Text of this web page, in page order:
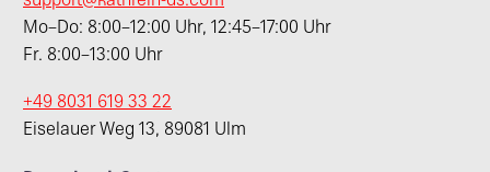
Mo–Do: 8:00–12:00 Uhr, 12:45–17:00 Uhr
Fr. 8:00–13:00 Uhr
+49 8031 619 33 22
Eiselauer Weg 13, 89081 Ulm